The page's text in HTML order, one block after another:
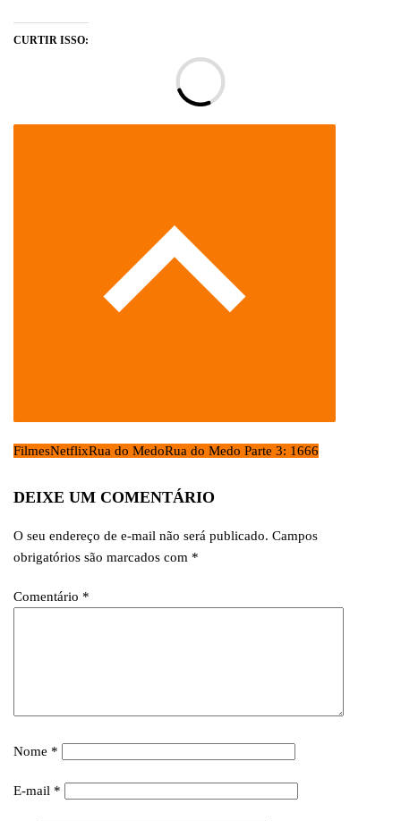
CURTIR ISSO:
FilmesNetflixRua do MedoRua do Medo Parte 3: 1666
DEIXE UM COMENTÁRIO
O seu endereço de e-mail não será publicado. Campos
obrigatórios são marcados com *
Comentário *
Nome *
E-mail *